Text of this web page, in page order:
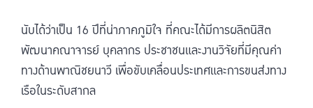
นับได้ว่าเป็น 16 ปีที่น่าภาคภูมิใจ ที่คณะได้มีการผลิตนิสิต
พัฒนาคณาจารย์ บุคลากร ประชาชนและงานวิจัยที่มีคุณค่า
ทางด้านพาณิชยนาวี เพื่อขับเคลื่อนประเทศและการขนส่งทาง
เรือในระดับสากล